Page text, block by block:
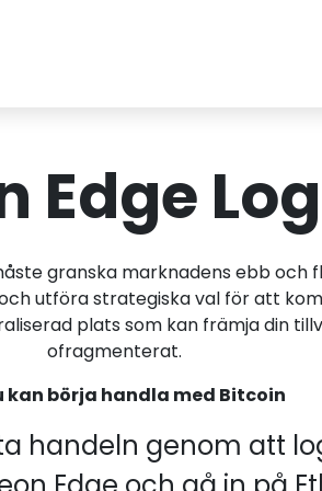
Edge
granska marknadens ebb och
utföra strategiska val för att
plats som kan främja din
ofragmenterat.
kan börja handla med Bitcoin
handeln genom att